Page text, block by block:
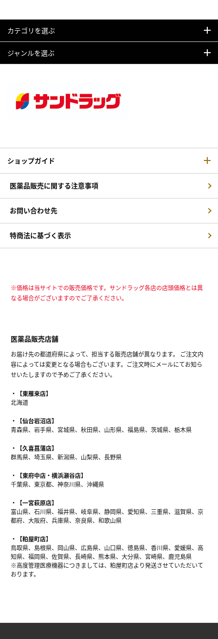
カテゴリを選ぶ
ジャンルを選ぶ
ショップガイド
医薬品販売に関する注意事項
お問い合わせ先
特商法に基づく表示
※価格は当サイトでの販売価格です。サンドラッグ各店の店頭価格とは異
なる場合がございますのでご了承ください。
医薬品販売店舗
お届け先の都道府県によって、担当する販売店舗が異なります。 ご注文内
容によっては変更となる場合もございます。ご注文時にメールにてお知ら
せいたしますので予めご了承ください。
【東雁来店】
北海道
【仙台岩沼店】
青森県、岩手県、宮城県、秋田県、山形県、福島県、茨城県、栃木県
【久喜菖蒲店】
群馬県、埼玉県、新潟県、山梨県、長野県
【東府中店・横浜瀬谷店】
千葉県、東京都、神奈川県、沖縄県
【一宮萩原店】
富山県、石川県、福井県、岐阜県、静岡県、愛知県、三重県、滋賀県、京
都府、大阪府、兵庫県、奈良県、和歌山県
【粕屋町店】
鳥取県、島根県、岡山県、広島県、山口県、徳島県、香川県、愛媛県、高
知県、福岡県、佐賀県、長崎県、熊本県、大分県、宮崎県、鹿児島県
※高度管理医療機器につきましては、粕屋町店より発送させていただいて
おります。